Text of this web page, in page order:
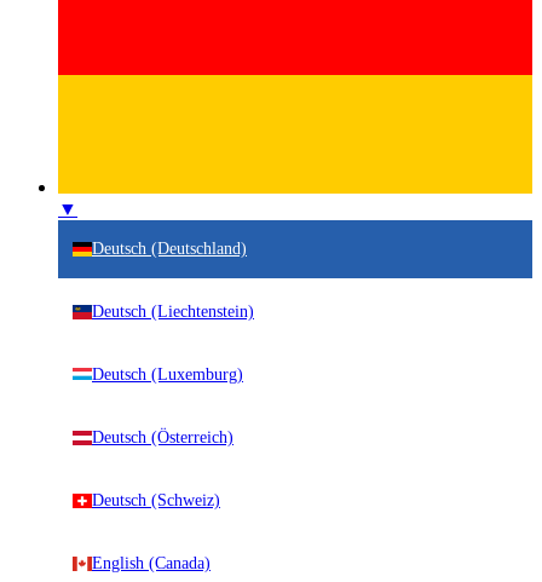
▼
Deutsch (Deutschland)
Deutsch (Liechtenstein)
Deutsch (Luxemburg)
Deutsch (Österreich)
Deutsch (Schweiz)
English (Canada)